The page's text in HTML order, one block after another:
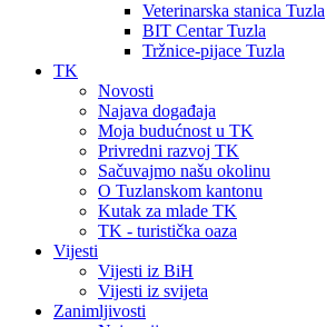
Veterinarska stanica Tuzla
BIT Centar Tuzla
Tržnice-pijace Tuzla
TK
Novosti
Najava događaja
Moja budućnost u TK
Privredni razvoj TK
Sačuvajmo našu okolinu
O Tuzlanskom kantonu
Kutak za mlade TK
TK - turistička oaza
Vijesti
Vijesti iz BiH
Vijesti iz svijeta
Zanimljivosti